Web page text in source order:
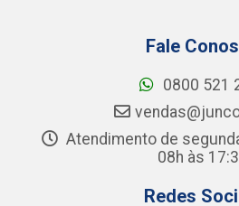
Fale
0800 521
Atendimento de
08h às
Redes